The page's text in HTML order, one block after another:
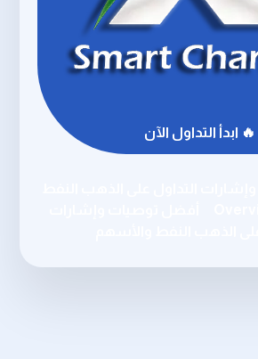
🔥 ابدأ التداول الآن